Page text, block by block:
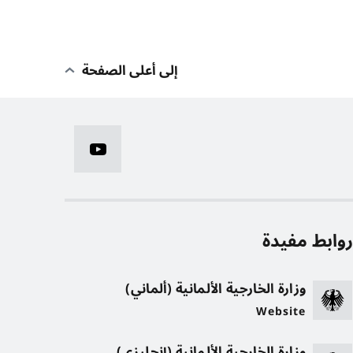
إلى أعلى الصفحة
روابط مفيدة
وزارة الخارجية الألمانية (ألماني)
Website